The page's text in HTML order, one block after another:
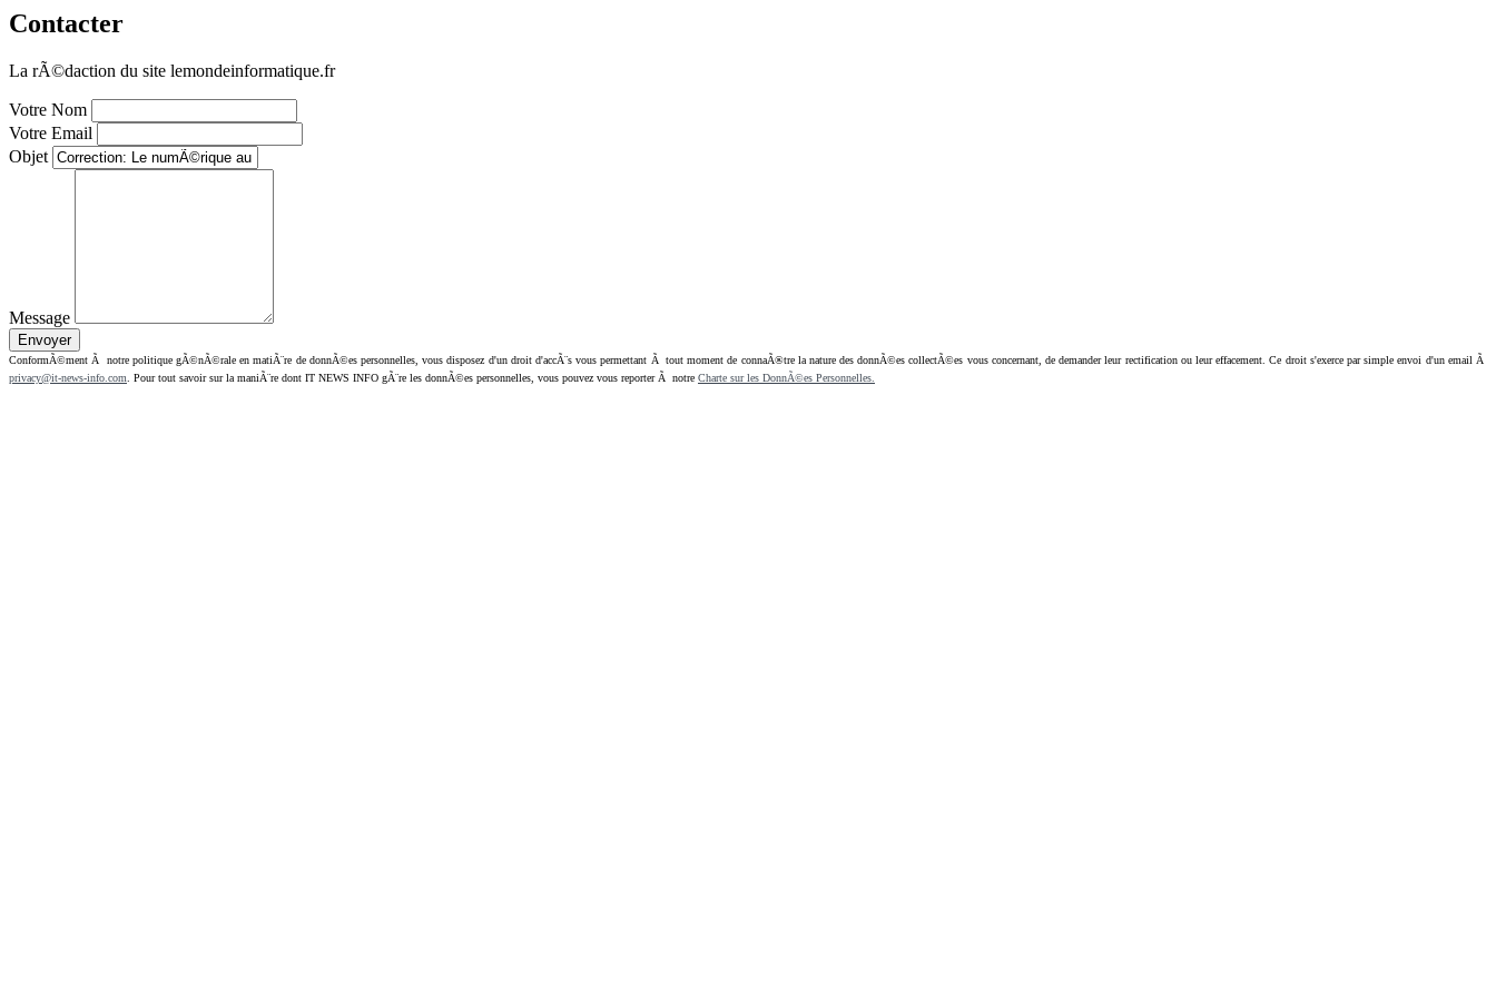
Contacter
La rÃ©daction du site lemondeinformatique.fr
Votre Nom
Votre Email
Objet
Message
ConformÃ©ment Ã notre politique gÃ©nÃ©rale en matiÃ¨re de donnÃ©es personnelles, vous disposez d'un droit d'accÃ¨s vous permettant Ã tout moment de connaÃ®tre la nature des donnÃ©es collectÃ©es vous concernant, de demander leur rectification ou leur effacement. Ce droit s'exerce par simple envoi d'un email Ã
privacy@it-news-info.com . Pour tout savoir sur la maniÃ¨re dont IT NEWS INFO gÃ¨re les donnÃ©es personnelles, vous pouvez vous reporter Ã notre Charte sur les DonnÃ©es Personnelles.